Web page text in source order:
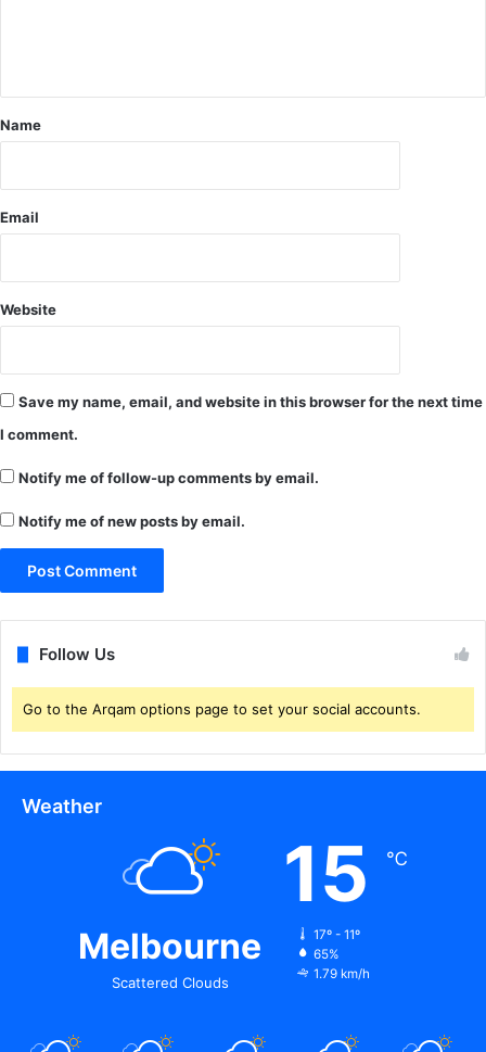
य
ल
ए
जि
ला
अ
ता
ल
रे
र
*
Name
Email
Website
Save my name, email, and website in this browser for the next time
I comment.
Notify me of follow-up comments by email.
Notify me of new posts by email.
Follow Us
Go to the Arqam options page to set your social accounts.
Weather
Melbourne
Scattered Clouds
15 ℃
17º - 11º
65%
1.79 km/h